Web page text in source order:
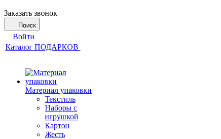
Заказать звонок
Поиск
Войти
Каталог ПОДАРКОВ
Материал упаковки
Текстиль
Наборы с
игрушкой
Картон
Жесть